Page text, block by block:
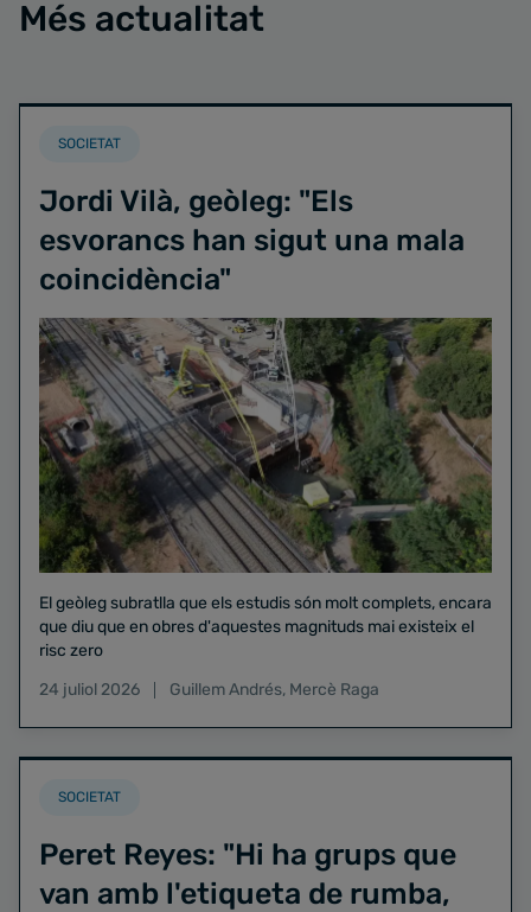
Més actualitat
SOCIETAT
Jordi Vilà, geòleg: "Els
esvorancs han sigut una mala
coincidència"
El geòleg subratlla que els estudis són molt complets, encara
que diu que en obres d'aquestes magnituds mai existeix el
risc zero
24 juliol 2026
Guillem Andrés, Mercè Raga
SOCIETAT
Peret Reyes: "Hi ha grups que
van amb l'etiqueta de rumba,